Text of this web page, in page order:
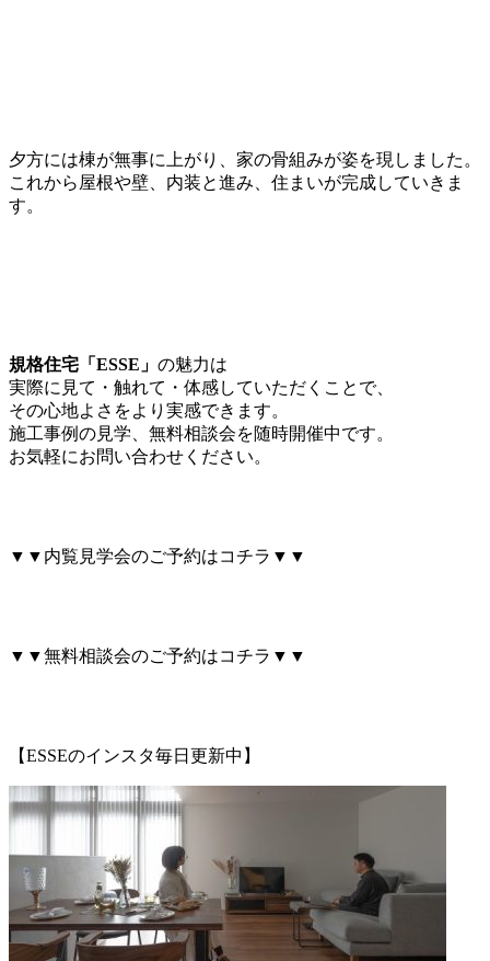
夕方には棟が無事に上がり、家の骨組みが姿を現しました。
これから屋根や壁、内装と進み、住まいが完成していきま
す。
規格住宅「ESSE」 の魅力は
実際に見て・触れて・体感していただくことで、
その心地よさをより実感できます。
施工事例の見学、無料相談会を随時開催中です。
お気軽にお問い合わせください。
▼▼内覧見学会のご予約はコチラ▼▼
▼▼無料相談会のご予約はコチラ▼▼
【ESSEのインスタ毎日更新中】